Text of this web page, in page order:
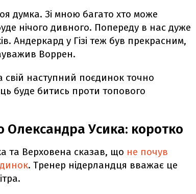
думка. Зі мною багато хто може
нічого дивного. Попереду в нас дуже
Андеркард у Гізі теж був прекрасним,
Воррен.
свій наступний поєдинок точно
буде битись проти топового
Олександра Усика: коротко
та Верховена сказав, що не почув
. Тренер нідерландця вважає це